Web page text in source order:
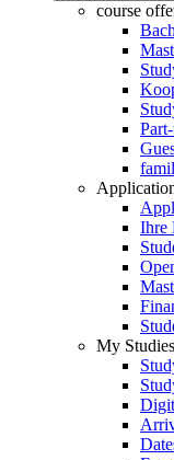
course
Ihre
My Studies